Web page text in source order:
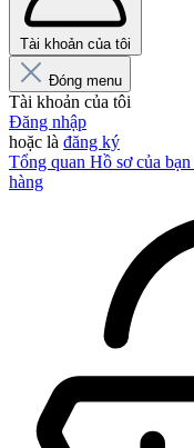
Tài khoản của tôi
Đóng menu
Tài khoản của tôi
Đăng nhập
hoặc là đăng ký
Tổng quan Hồ sơ của bạn
hàng